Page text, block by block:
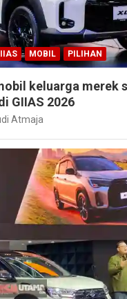
MOBIL PILIHAN
keluarga merek
GIIAS 2026
Atmaja